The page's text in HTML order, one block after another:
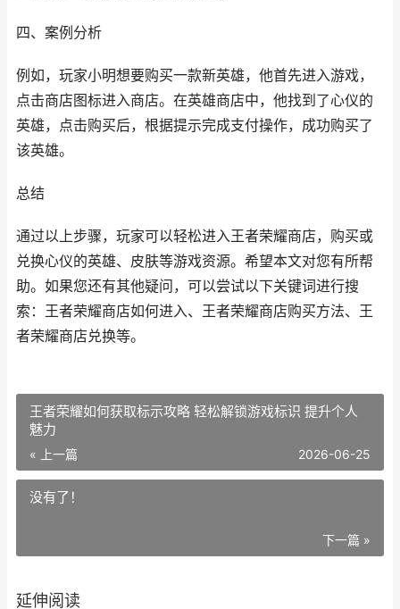
四、案例分析
例如，玩家小明想要购买一款新英雄，他首先进入游戏，
点击商店图标进入商店。在英雄商店中，他找到了心仪的
英雄，点击购买后，根据提示完成支付操作，成功购买了
该英雄。
总结
通过以上步骤，玩家可以轻松进入王者荣耀商店，购买或
兑换心仪的英雄、皮肤等游戏资源。希望本文对您有所帮
助。如果您还有其他疑问，可以尝试以下关键词进行搜
索：王者荣耀商店如何进入、王者荣耀商店购买方法、王
者荣耀商店兑换等。
王者荣耀如何获取标示攻略 轻松解锁游戏标识 提升个人
魅力
« 上一篇 2026-06-25
没有了！
下一篇 »
延伸阅读